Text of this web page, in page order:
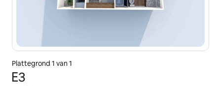
Plattegrond 1 van 1
E3